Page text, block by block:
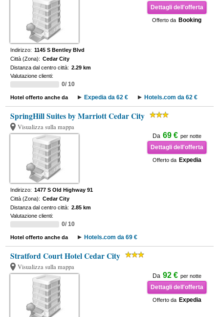
Dettagli dell'offerta
Offerto da Booking
Indirizzo: 1145 S Bentley Blvd
Città (Zona): Cedar City
Distanza dal centro città: 2.29 km
Valutazione clienti:
0/ 10
Hotel offerto anche da Expedia da 62 € Hotels.com da 62 €
SpringHill Suites by Marriott Cedar City
Visualizza sulla mappa
Da 69 € per notte
Dettagli dell'offerta
Offerto da Expedia
Indirizzo: 1477 S Old Highway 91
Città (Zona): Cedar City
Distanza dal centro città: 2.85 km
Valutazione clienti:
0/ 10
Hotel offerto anche da Hotels.com da 69 €
Stratford Court Hotel Cedar City
Visualizza sulla mappa
Da 92 € per notte
Dettagli dell'offerta
Offerto da Expedia